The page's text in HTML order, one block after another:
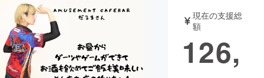
アート・写真
テクノロジー・ガジェット ゲーム・サ
現在の支援総
額
126,